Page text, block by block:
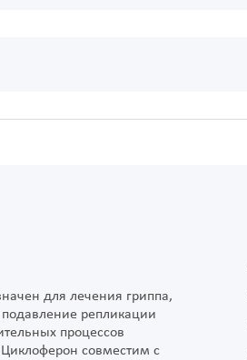
для лечения гриппа,
репликации
процессов
совместим с